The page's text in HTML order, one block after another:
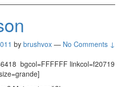
by brushvox — No Comments ↓
bgcol=FFFFFF linkcol=f20719